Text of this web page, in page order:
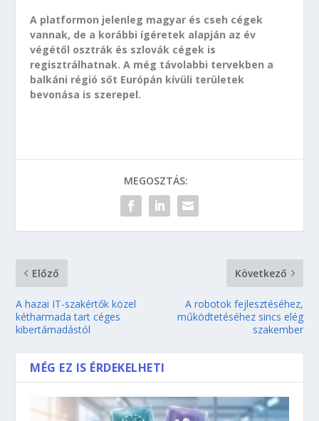
A platformon jelenleg magyar és cseh cégek
vannak, de a korábbi ígéretek alapján az év
végétől osztrák és szlovák cégek is
regisztrálhatnak. A még távolabbi tervekben a
balkáni régió sőt Európán kívüli területek
bevonása is szerepel.
MEGOSZTÁS:
Előző
A hazai IT-szakértők közel
kétharmada tart céges
kibertámadástól
Következő
A robotok fejlesztéséhez,
működtetéséhez sincs elég
szakember
MÉG EZ IS ÉRDEKELHETI